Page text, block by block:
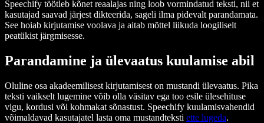
Speechify töötleb kõnet reaalajas ning loob vormindatud teksti, nii et
kasutajad saavad järjest dikteerida, sageli ilma pidevalt parandamata.
See hoiab kirjutamise voolava ja aitab mõttel liikuda loogiliselt
peatükist järgmisesse.
Parandamine ja ülevaatus kuulamise abil
Oluline osa akadeemilisest kirjutamisest on mustandi ülevaatus. Pika
teksti vaikselt lugemine võib olla väsitav ega too esile ülesehituse
vigu, kordusi või kohmakat sõnastust. Speechify kuulamisvahendid
võimaldavad kasutajatel lasta oma mustandteksti ette lugeda.